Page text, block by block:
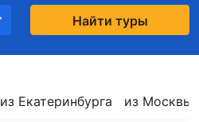
Найти туры
из Екатеринбурга из Москвы